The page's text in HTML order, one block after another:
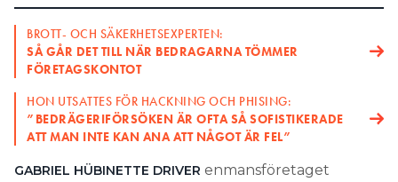
SEARCH
BROTT- OCH SÄKERHETSEXPERTEN:
SÅ GÅR DET TILL NÄR BEDRAGARNA TÖMMER
FÖRETAGSKONTOT
HON UTSATTES FÖR HACKNING OCH PHISING:
”BEDRÄGERIFÖRSÖKEN ÄR OFTA SÅ SOFISTIKERADE
ATT MAN INTE KAN ANA ATT NÅGOT ÄR FEL”
GABRIEL HÜBINETTE DRIVER enmansföretaget